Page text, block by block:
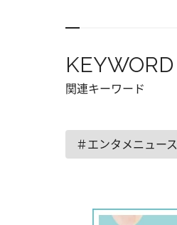
KEYWORD
関連キーワード
＃エンタメニュース